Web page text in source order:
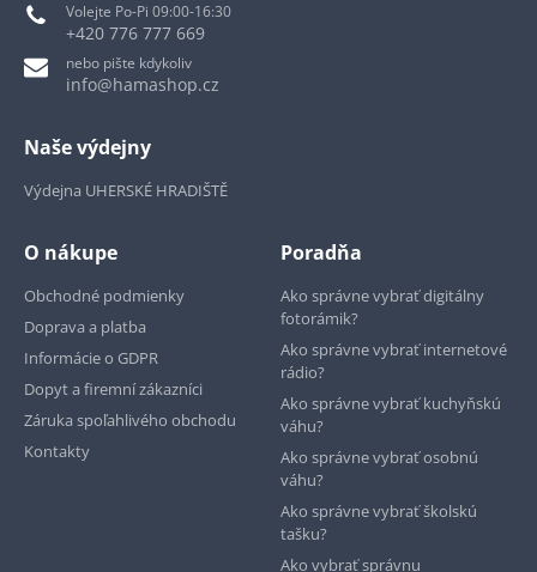
Volejte Po-Pi 09:00-16:30
+420 776 777 669
nebo pište kdykoliv
info@hamashop.cz
Naše výdejny
Výdejna UHERSKÉ HRADIŠTĚ
O nákupe
Obchodné podmienky
Doprava a platba
Informácie o GDPR
Dopyt a firemní zákazníci
Záruka spoľahlivého obchodu
Kontakty
Poradňa
Ako správne vybrať digitálny
fotorámik?
Ako správne vybrať internetové
rádio?
Ako správne vybrať kuchyňskú
váhu?
Ako správne vybrať osobnú
váhu?
Ako správne vybrať školskú
tašku?
Ako vybrať správnu